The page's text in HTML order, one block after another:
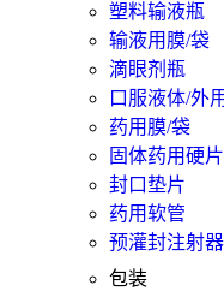
塑料输液瓶
输液用膜/袋
滴眼剂瓶
口服液体/外
药用膜/袋
固体药用硬片
封口垫片
药用软管
预灌封注射器
包装